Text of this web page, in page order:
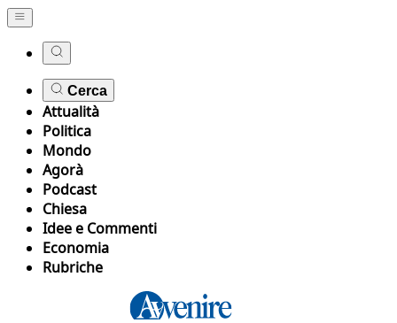
Cerca
Attualità
Politica
Mondo
Agorà
Podcast
Chiesa
Idee e Commenti
Economia
Rubriche